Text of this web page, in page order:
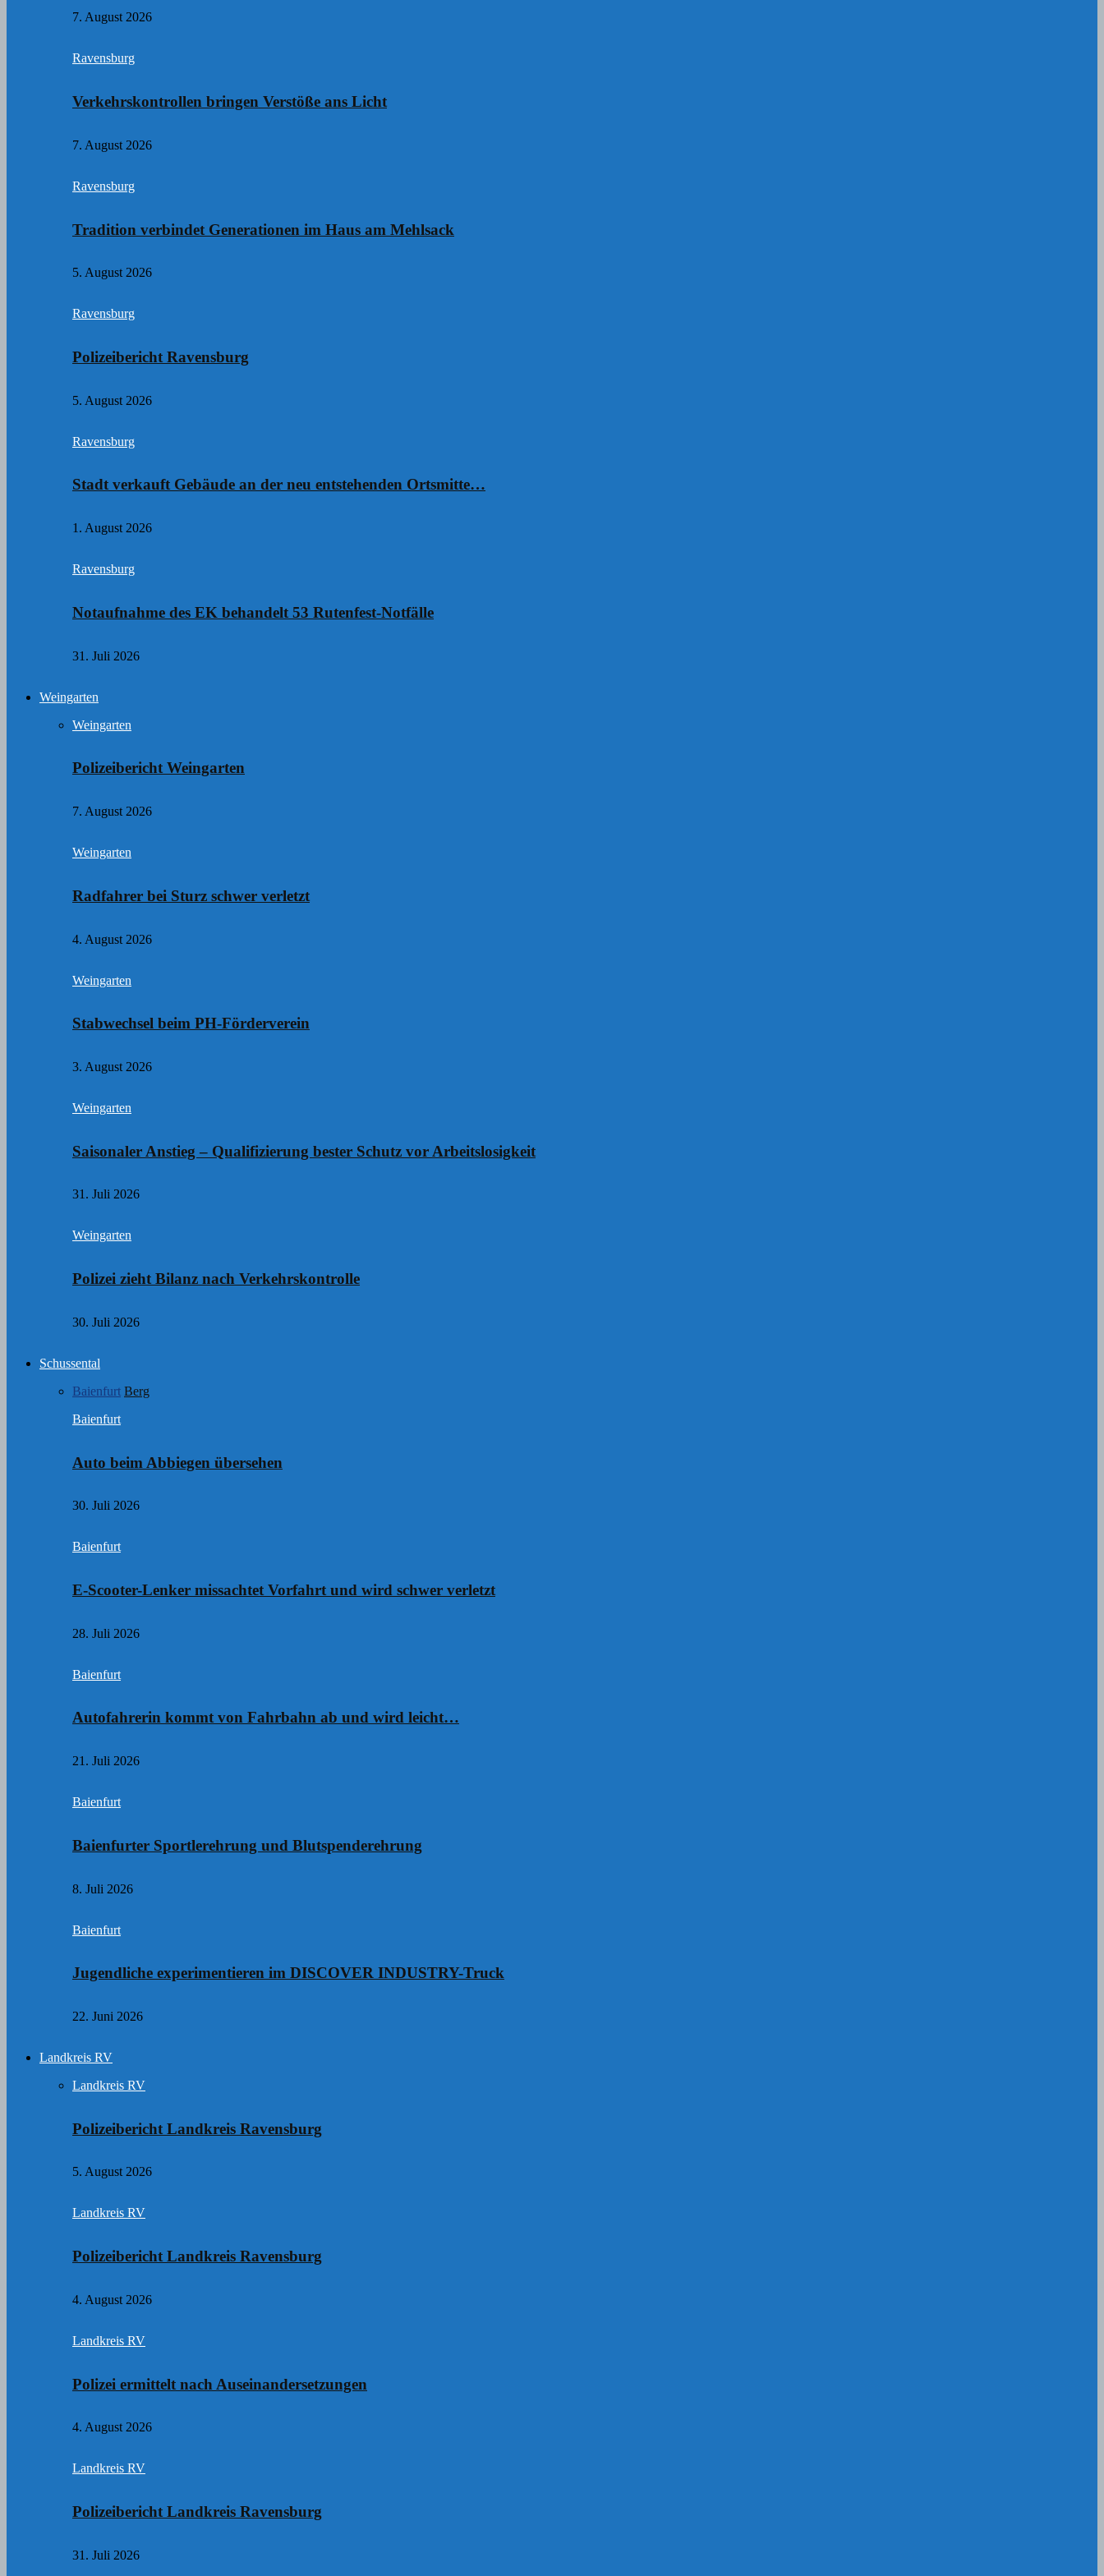
7. August 2026
Ravensburg
Verkehrskontrollen bringen Verstöße ans Licht
7. August 2026
Ravensburg
Tradition verbindet Generationen im Haus am Mehlsack
5. August 2026
Ravensburg
Polizeibericht Ravensburg
5. August 2026
Ravensburg
Stadt verkauft Gebäude an der neu entstehenden Ortsmitte…
1. August 2026
Ravensburg
Notaufnahme des EK behandelt 53 Rutenfest-Notfälle
31. Juli 2026
Weingarten
Weingarten
Polizeibericht Weingarten
7. August 2026
Weingarten
Radfahrer bei Sturz schwer verletzt
4. August 2026
Weingarten
Stabwechsel beim PH-Förderverein
3. August 2026
Weingarten
Saisonaler Anstieg – Qualifizierung bester Schutz vor Arbeitslosigkeit
31. Juli 2026
Weingarten
Polizei zieht Bilanz nach Verkehrskontrolle
30. Juli 2026
Schussental
Baienfurt Berg
Baienfurt
Auto beim Abbiegen übersehen
30. Juli 2026
Baienfurt
E-Scooter-Lenker missachtet Vorfahrt und wird schwer verletzt
28. Juli 2026
Baienfurt
Autofahrerin kommt von Fahrbahn ab und wird leicht…
21. Juli 2026
Baienfurt
Baienfurter Sportlerehrung und Blutspenderehrung
8. Juli 2026
Baienfurt
Jugendliche experimentieren im DISCOVER INDUSTRY-Truck
22. Juni 2026
Landkreis RV
Landkreis RV
Polizeibericht Landkreis Ravensburg
5. August 2026
Landkreis RV
Polizeibericht Landkreis Ravensburg
4. August 2026
Landkreis RV
Polizei ermittelt nach Auseinandersetzungen
4. August 2026
Landkreis RV
Polizeibericht Landkreis Ravensburg
31. Juli 2026